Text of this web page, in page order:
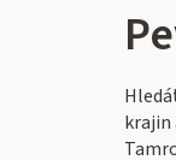
krajin